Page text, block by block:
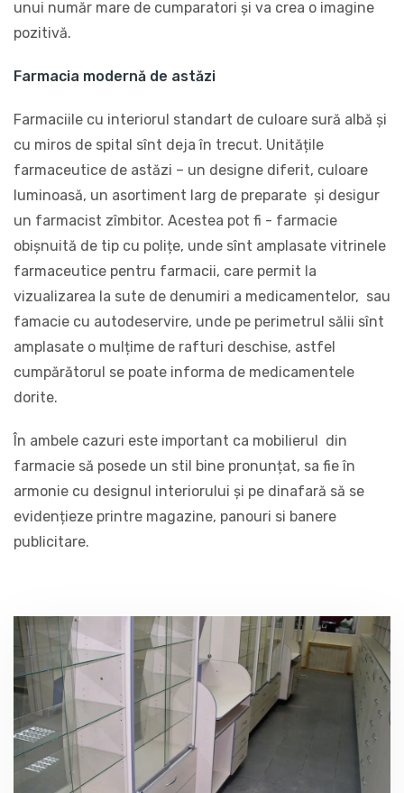
unui număr mare de cumparatori și va crea o imagine
pozitivă.
Farmacia modernă de astăzi
Farmaciile cu interiorul standart de culoare sură albă și
cu miros de spital sînt deja în trecut. Unitățile
farmaceutice de astăzi – un designe diferit, culoare
luminoasă, un asortiment larg de preparate și desigur
un farmacist zîmbitor. Acestea pot fi - farmacie
obișnuită de tip cu polițe, unde sînt amplasate vitrinele
farmaceutice pentru farmacii, care permit la
vizualizarea la sute de denumiri a medicamentelor, sau
famacie cu autodeservire, unde pe perimetrul sălii sînt
amplasate o mulțime de rafturi deschise, astfel
cumpărătorul se poate informa de medicamentele
dorite.
În ambele cazuri este important ca mobilierul din
farmacie să posede un stil bine pronunțat, sa fie în
armonie cu designul interiorului și pe dinafară să se
evidențieze printre magazine, panouri si banere
publicitare.